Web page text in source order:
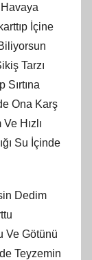
Havaya
İçine
Tarzı
Ona Karş
Hızlı
Su İçinde
Dedim
Ve Götünü
Teyzemin